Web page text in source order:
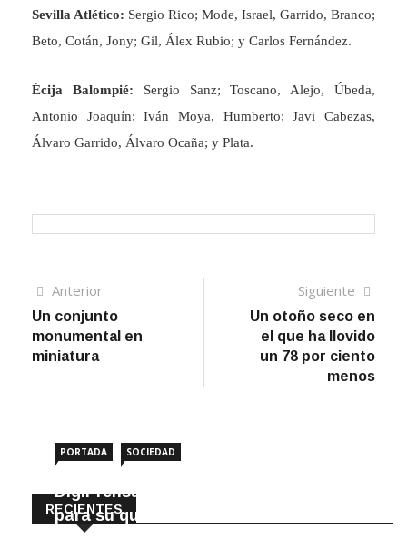
Sevilla Atlético: Sergio Rico; Mode, Israel, Garrido, Branco;
Beto, Cotán, Jony; Gil, Álex Rubio; y Carlos Fernández.
Écija Balompié: Sergio Sanz; Toscano, Alejo, Úbeda,
Antonio Joaquín; Iván Moya, Humberto; Javi Cabezas,
Álvaro Garrido, Álvaro Ocaña; y Plata.
Navegación
de
entradas
AnteriorArtículo
anterior
Un conjunto
monumental en
miniatura
Siguiente
Un otoño seco en
el que ha llovido
un 78 por ciento
menos
RECIENTES
PORTADA SOCIEDAD
DigiPrensa selecciona a Écija al Día
para su quiosco mundial